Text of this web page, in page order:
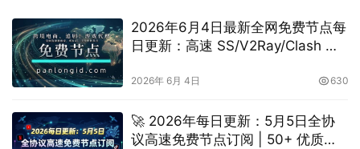
2026年6月4日最新全网免费节点每
日更新：高速 SS/V2Ray/Clash 订
vless/shadowrocket/trojan/vmess
2026年 6月 4日 630
🚀 2026年每日更新：5月5日全协
议高速免费节点订阅 | 50+ 优质链